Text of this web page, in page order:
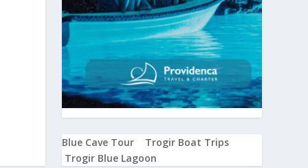
Blue Cave Tour
Trogir Boat Trips
Trogir Blue Lagoon